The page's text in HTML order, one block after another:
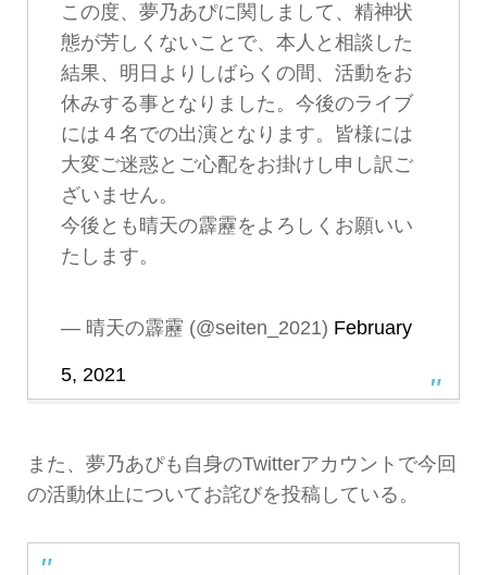
この度、夢乃あぴに関しまして、精神状
態が芳しくないことで、本人と相談した
結果、明日よりしばらくの間、活動をお
休みする事となりました。今後のライブ
には４名での出演となります。皆様には
大変ご迷惑とご心配をお掛けし申し訳ご
ざいません。
今後とも晴天の霹靂をよろしくお願いい
たします。
— 晴天の霹靂 (@seiten_2021) February
5, 2021
また、夢乃あぴも自身のTwitterアカウントで今回
の活動休止についてお詫びを投稿している。